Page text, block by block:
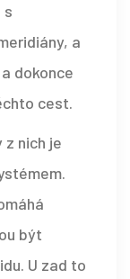
s
a
dokonce
cest.
z nich je
být
U zad to